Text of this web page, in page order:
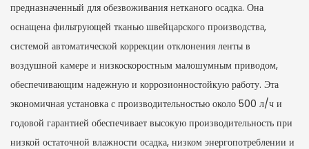
предназначенный для обезвоживания нетканого осадка. Она
оснащена фильтрующей тканью швейцарского производства,
системой автоматической коррекции отклонения ленты в
воздушной камере и низкоскоростным малошумным приводом,
обеспечивающим надежную и коррозионностойкую работу. Эта
экономичная установка с производительностью около 500 л/ч и
годовой гарантией обеспечивает высокую производительность при
низкой остаточной влажности осадка, низком энергопотреблении и